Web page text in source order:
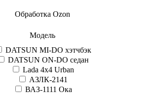
Обработка Ozon
Модель
DATSUN MI-DO хэтчбэк
DATSUN ON-DO седан
Lada 4x4 Urban
АЗЛК-2141
ВАЗ-1111 Ока